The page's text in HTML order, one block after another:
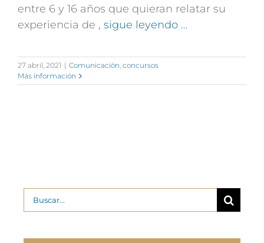
entre 6 y 16 años que quieran relatar su
experiencia de , sigue leyendo …
27 abril, 2021 | Comunicación, concursos
Más información
Buscar: